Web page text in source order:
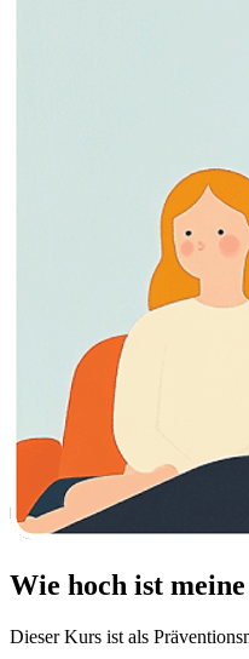
Wie hoch ist
Dieser Kurs ist als